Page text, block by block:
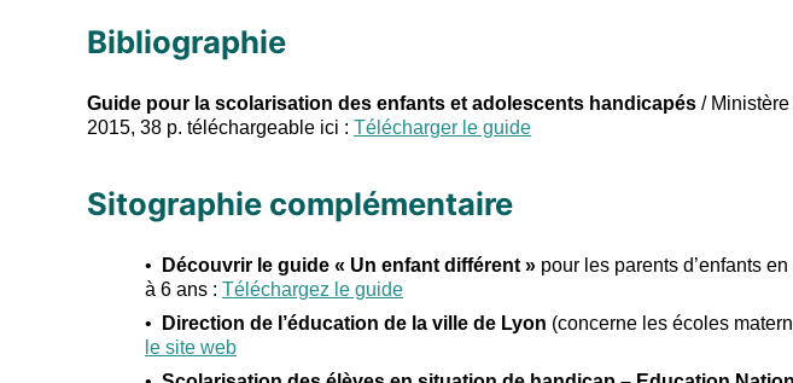
Bibliographie
Guide pour la scolarisation des enfants et adolescents handicapés /
2015, 38 p. téléchargeable ici : Télécharger le guide
Sitographie complémentaire
Découvrir le guide « Un enfant différent » pour les parents d’enfants
à 6 ans : Téléchargez le guide
Direction de l’éducation de la ville de Lyon (concerne les écoles
le site web